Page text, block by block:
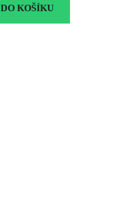
DO KOŠÍKU